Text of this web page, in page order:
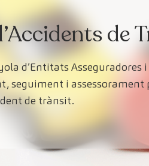
freqüents de
d’Entitats Asseguradores
seguiment i
de trànsit.